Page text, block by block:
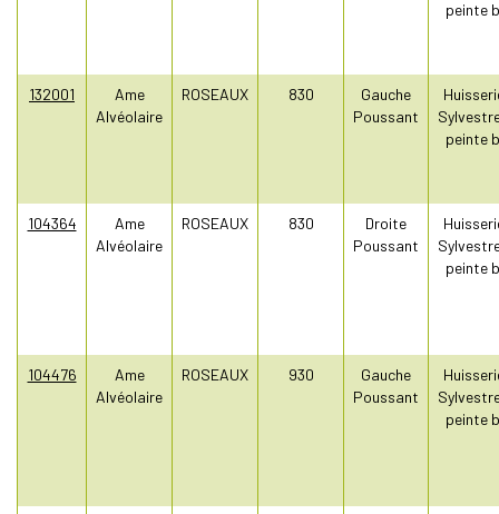
peinte
132001
Ame
Alvéolaire
ROSEAUX 830
Gauche
Poussant
peinte
104364
Ame
Alvéolaire
ROSEAUX 830
Droite
Poussant
peinte
104476
Ame
Alvéolaire
ROSEAUX 930
Gauche
Poussant
peinte